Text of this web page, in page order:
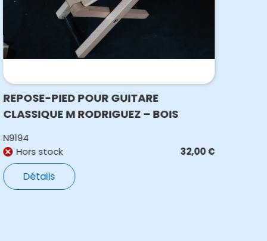
REPOSE-PIED POUR GUITARE
CLASSIQUE M RODRIGUEZ – BOIS
N9194
Hors stock
32,00€
Détails